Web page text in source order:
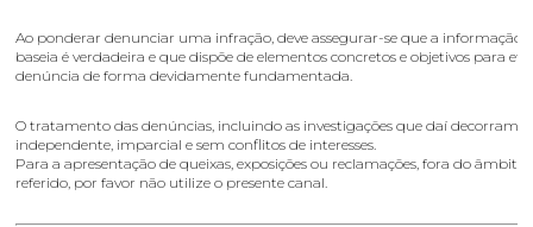
Ao ponderar denunciar uma infração, deve assegurar-se que a informação
baseia é verdadeira e que dispõe de elementos concretos e objetivos para
denúncia de forma devidamente fundamentada.
O tratamento das denúncias, incluindo as investigações que daí decorram, é
independente, imparcial e sem conflitos de interesses.
Para a apresentação de queixas, exposições ou reclamações, fora do âmbito
referido, por favor não utilize o presente canal.